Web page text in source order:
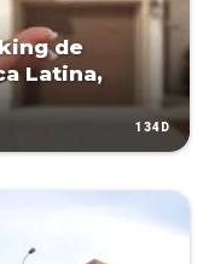
de
Latina,
134D